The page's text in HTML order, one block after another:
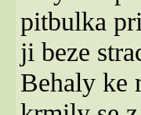
pitbulka
ji beze
Behaly ke